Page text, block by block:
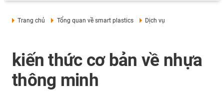
Trang chủ Tổng quan về smart plastics Dịch vụ
kiến thức cơ bản về nhựa
thông minh